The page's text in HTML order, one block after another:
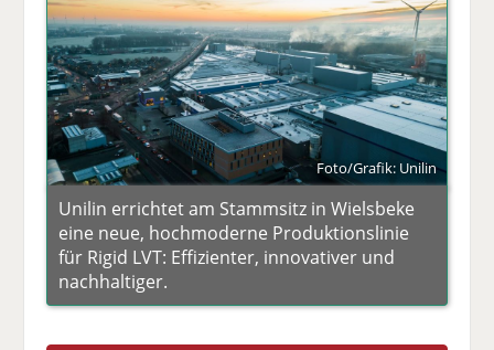
Foto/Grafik: Unilin
Unilin errichtet am Stammsitz in Wielsbeke
eine neue, hochmoderne Produktionslinie
für Rigid LVT: Effizienter, innovativer und
nachhaltiger.